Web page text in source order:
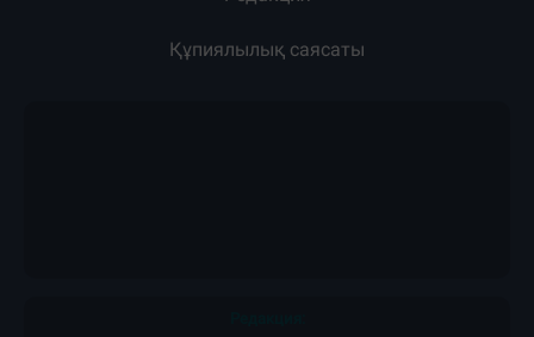
Құпиялылық саясаты